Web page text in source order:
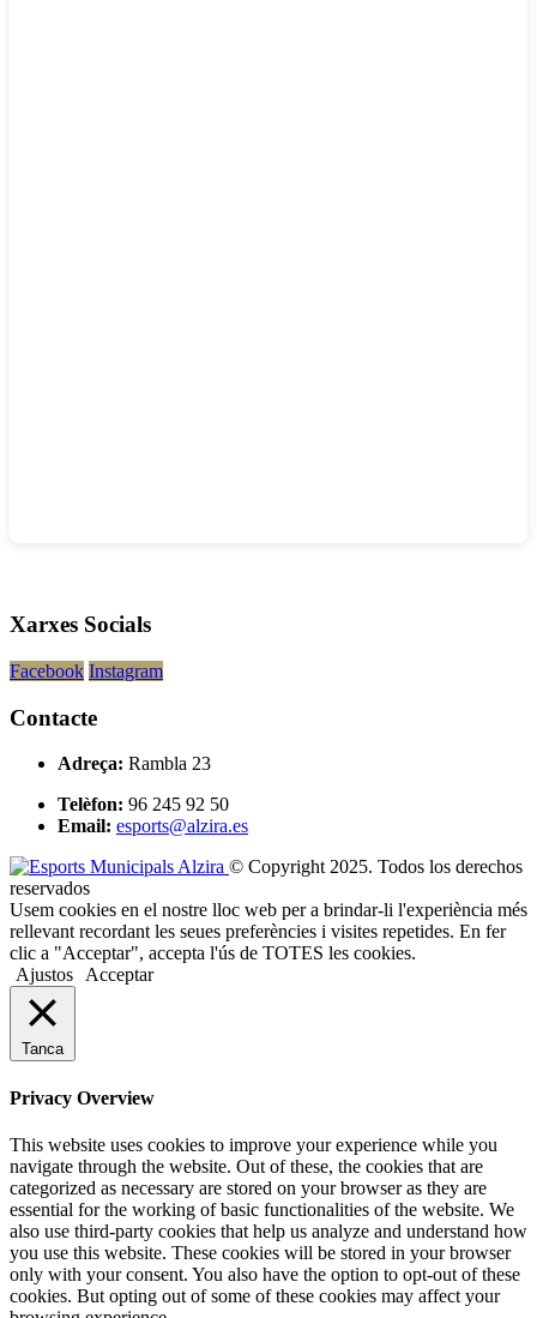
Xarxes Socials
Facebook Instagram
Contacte
Adreça: Rambla 23
Telèfon: 96 245 92 50
Email: esports@alzira.es
© Copyright 2025. Todos los derechos
reservados
Usem cookies en el nostre lloc web per a brindar-li l'experiència més
rellevant recordant les seues preferències i visites repetides. En fer
clic a "Acceptar", accepta l'ús de TOTES les cookies.
Ajustos
Acceptar
Tanca
Privacy Overview
This website uses cookies to improve your experience while you
navigate through the website. Out of these, the cookies that are
categorized as necessary are stored on your browser as they are
essential for the working of basic functionalities of the website. We
also use third-party cookies that help us analyze and understand how
you use this website. These cookies will be stored in your browser
only with your consent. You also have the option to opt-out of these
cookies. But opting out of some of these cookies may affect your